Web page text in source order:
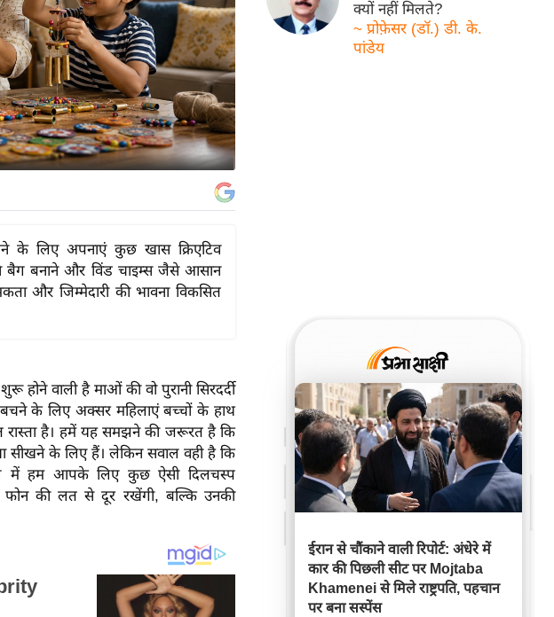
के लिए अपनाएं कुछ खास क्रिएटिव
से बैग बनाने और विंड चाइम्स जैसे आसान
और जिम्मेदारी की भावना विकसित
होने वाली है माओं की वो पुरानी सिरदर्दी
के लिए अक्सर महिलाएं बच्चों के हाथ
है। हमें यह समझने की जरूरत है कि
सीखने के लिए हैं। लेकिन सवाल वही है कि
में हम आपके लिए कुछ ऐसी दिलचस्प
की लत से दूर रखेंगी, बल्कि उनकी
क्यों नहीं मिलते?
~ प्रोफ़ेसर (डॉ.) डी. के.
पांडेय
ईरान से चौंकाने वाली रिपोर्ट: अंधेरे में
कार की पिछली सीट पर Mojtaba
Khamenei से मिले राष्ट्रपति, पहचान
पर बना सस्पेंस